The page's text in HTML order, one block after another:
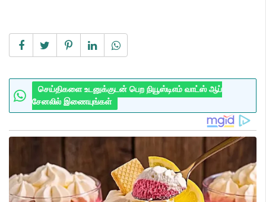
செய்திகளை உடனுக்குடன் பெற நியூஸ்டிஎம் வாட்ஸ் ஆப்
சேனலில் இணையுங்கள்